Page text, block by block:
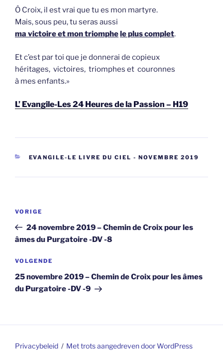
Ô Croix, il est vrai que tu es mon martyre.
Mais, sous peu, tu seras aussi
ma victoire et mon triomphele plus complet.
Et c’est par toi que je donnerai de copieux
héritages, victoires, triomphes et couronnes
à mes enfants.»
L’ Evangile-Les 24 Heures de la Passion – H19
CATEGORIEËN
EVANGILE-LE LIVRE DU CIEL - NOVEMBRE 2019
Vorig
bericht
VORIGE
24 novembre 2019 – Chemin de Croix pour les
âmes du Purgatoire -DV -8
Volgend
bericht
VOLGENDE
25 novembre 2019 – Chemin de Croix pour les âmes
du Purgatoire -DV -9
Privacybeleid Met trots aangedreven door WordPress